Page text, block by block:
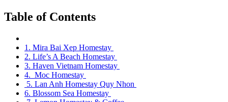
Table of Contents
1. Mira Bai Xep Homestay
2. Life’s A Beach Homestay
3. Haven Vietnam Homestay
4. Moc Homestay
5. Lan Anh Homestay Quy Nhon
6. Blossom Sea Homestay